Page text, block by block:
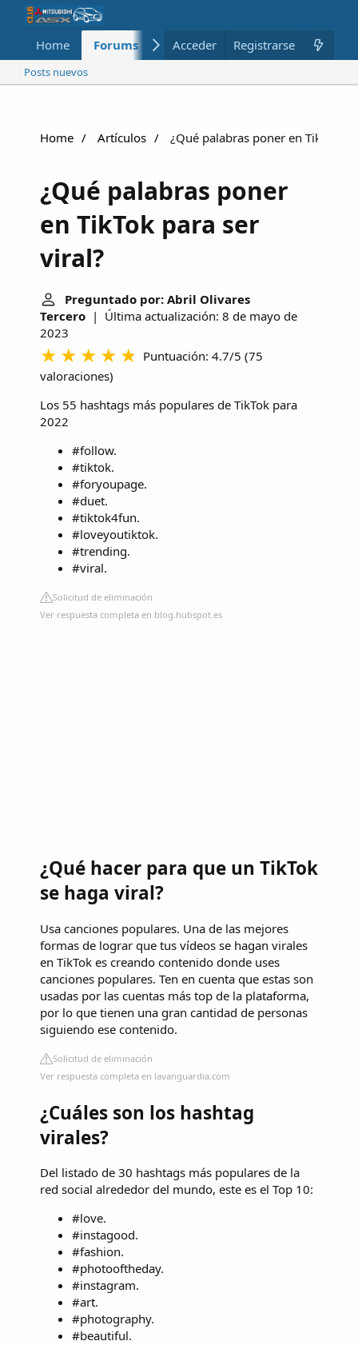
Home Forums Nuevo Miembros
Acceder Registrarse
Posts nuevos
Home Artículos ¿Qué palabras poner en TikTok
¿Qué palabras poner
en TikTok para ser
viral?
Preguntado por: Abril Olivares
Tercero | Última actualización: 8 de mayo de
2023
Puntuación: 4.7/5 (75
valoraciones)
Los 55 hashtags más populares de TikTok para
2022
#follow.
#tiktok.
#foryoupage.
#duet.
#tiktok4fun.
#loveyoutiktok.
#trending.
#viral.
Solicitud de eliminación
Ver respuesta completa en blog.hubspot.es
¿Qué hacer para que un TikTok
se haga viral?
Usa canciones populares. Una de las mejores
formas de lograr que tus vídeos se hagan virales
en TikTok es creando contenido donde uses
canciones populares. Ten en cuenta que estas son
usadas por las cuentas más top de la plataforma,
por lo que tienen una gran cantidad de personas
siguiendo ese contenido.
Solicitud de eliminación
Ver respuesta completa en lavanguardia.com
¿Cuáles son los hashtag
virales?
Del listado de 30 hashtags más populares de la
red social alrededor del mundo, este es el Top 10:
#love.
#instagood.
#fashion.
#photooftheday.
#instagram.
#art.
#photography.
#beautiful.